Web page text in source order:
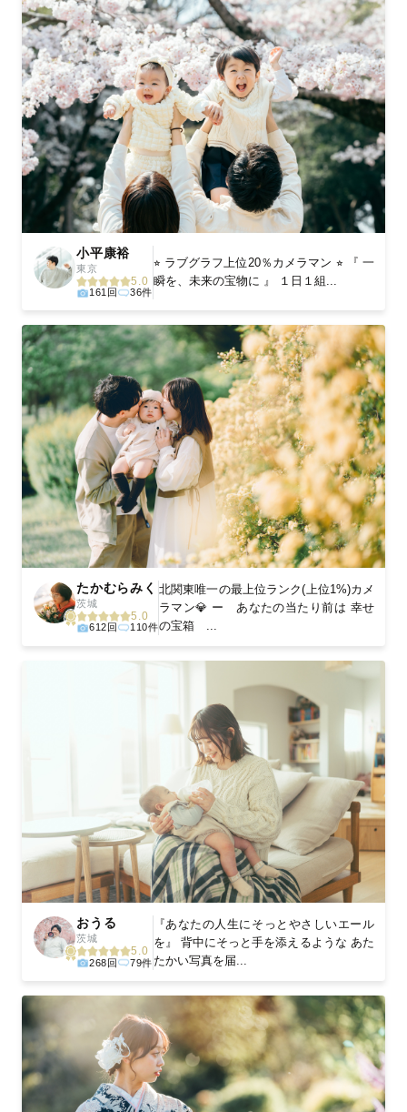
験をお届けします。
丁寧なレタッチで思い出を美しく仕上げます
撮影後は、独自の編集技術で写真の明るさや色合いを丁寧に調
整。自然な雰囲気を残しつつも、おしゃれで洗練された仕上がり
に。きっと「こんな写真を撮ってほしかった！」と思える一枚に
出会えます。まずは、ラブグラフの 撮影事例をご覧ください。
小平康裕
東京
5.0
161回 36件
⭐︎ ラブグラフ上位20％カメラマン ⭐︎ 『 一
瞬を、未来の宝物に 』 １日１組...
たかむらみく
茨城
5.0
612回 110件
北関東唯一の最上位ランク(上位1%)カメ
ラマン💎 ー あなたの当たり前は 幸せ
の宝箱 ...
おうる
茨城
5.0
268回 79件
『あなたの人生にそっとやさしいエール
を』 背中にそっと手を添えるような あた
たかい写真を届...